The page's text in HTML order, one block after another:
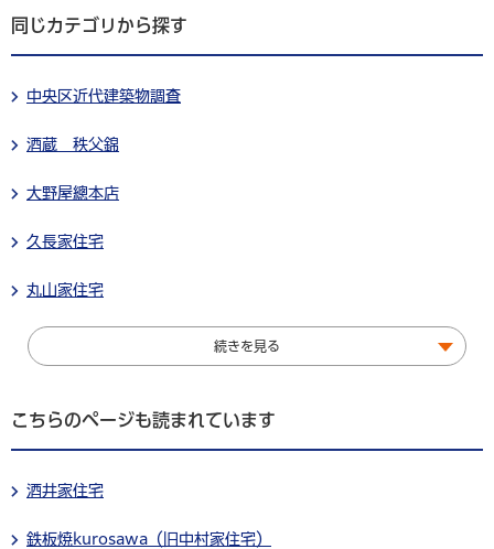
同じカテゴリから探す
中央区近代建築物調査
酒蔵 秩父錦
大野屋總本店
久長家住宅
丸山家住宅
続きを見る
こちらのページも読まれています
酒井家住宅
鉄板焼kurosawa（旧中村家住宅）